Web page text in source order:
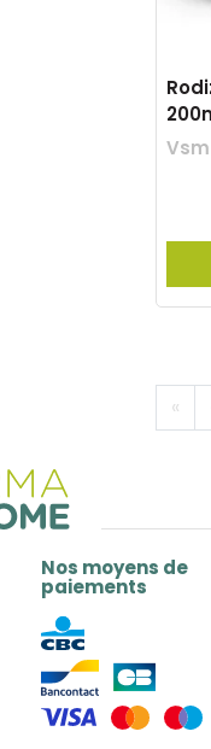
«
Nos moyens de
paiements